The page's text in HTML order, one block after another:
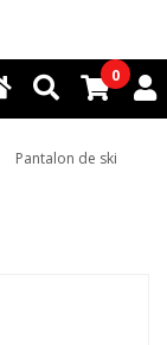
0
Pantalon de ski